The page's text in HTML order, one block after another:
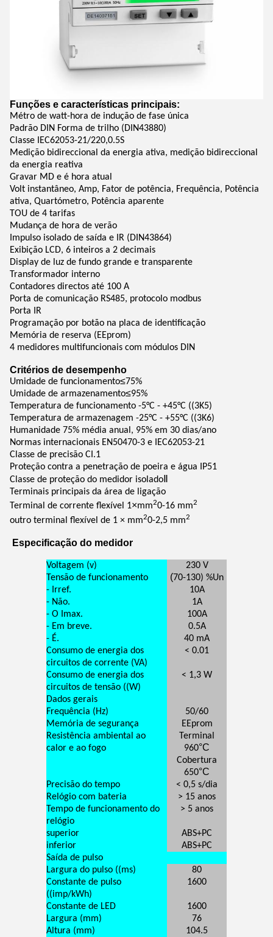
Funções e características principais:
Métro de watt-hora de indução de fase única
Padrão DIN Forma de trilho (DIN43880)
Classe IEC62053-21/220,0.5S
Medição bidireccional da energia ativa, medição bidireccional
da energia reativa
Gravar MD e é hora atual
Volt instantâneo, Amp, Fator de potência, Frequência, Potência
ativa, Quartómetro, Potência aparente
TOU de 4 tarifas
Mudança de hora de verão
Impulso isolado de saída e IR (DIN43864)
Exibição LCD, 6 inteiros a 2 decimais
Display de luz de fundo grande e transparente
Transformador interno
Contadores directos até 100 A
Porta de comunicação RS485, protocolo modbus
Porta IR
Programação por botão na placa de identificação
Memória de reserva (EEprom)
4 medidores multifuncionais com módulos DIN
Critérios de desempenho
Umidade de funcionamento≤75%
Umidade de armazenamento≤95%
Temperatura de funcionamento -5°C - +45°C ((3K5)
Temperatura de armazenagem -25°C - +55°C ((3K6)
Humanidade 75% média anual, 95% em 30 dias/ano
Normas internacionais EN50470-3 e IEC62053-21
Classe de precisão CI.1
Proteção contra a penetração de poeira e água IP51
Classe de proteção do medidor isolado
Terminais principais da área de ligação
Terminal de corrente flexível 1×mm20-16 mm2
outro terminal flexível de 1 × mm20-2,5 mm2
Especificação do medidor
Voltagem (v)
230 V
Tensão de funcionamento
(70-130) %Un
- Irref.
10A
- Não.
1A
- O Imax.
100A
- Em breve.
0.5A
- É.
40 mA
Consumo de energia dos
circuitos de corrente (VA)
< 0.01
Consumo de energia dos
circuitos de tensão ((W)
< 1,3 W
Dados gerais
Frequência (Hz)
50/60
Memória de segurança
EEprom
Resistência ambiental ao
calor e ao fogo
Terminal
960°C
Cobertura
650°C
Precisão do tempo
< 0,5 s/dia
Relógio com bateria
> 15 anos
Tempo de funcionamento do
relógio
> 5 anos
superior
ABS+PC
inferior
ABS+PC
Saída de pulso
Largura do pulso ((ms)
80
Constante de pulso
((imp/kWh)
1600
Constante de LED
1600
Largura (mm)
76
Altura (mm)
104.5